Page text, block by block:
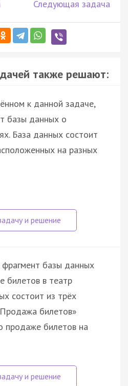
Следующая задача
также решают:
к данной задаче,
базы данных о
База данных состоит
на разных
базы данных
билетов в театр
состоит из трёх
билетов»
продаже билетов на